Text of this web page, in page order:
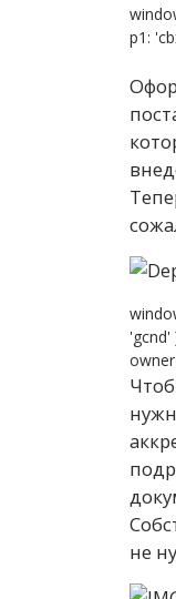
p1:
'gcnd'
не